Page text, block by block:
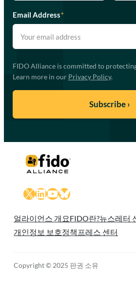
Email Address*
FIDO Alliance is committed to
Learn more in our Privacy Policy.
X LinkedIn
YouTube
Bluesky
얼라이언스 개요FIDO란?뉴스레터
개인정보 보호정책 프레스 센터
Copyright © 2025 판권 소유